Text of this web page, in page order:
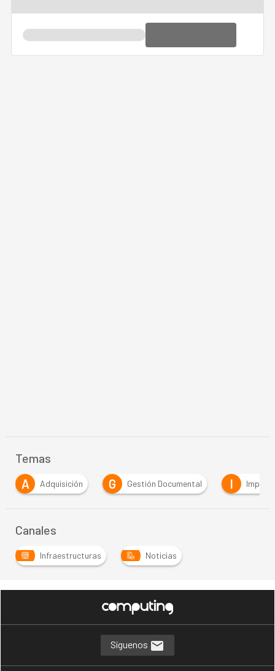
Temas
A
Adquisición G Gestión Documental I
Canales
Infraestructuras Noticias
Síguenos